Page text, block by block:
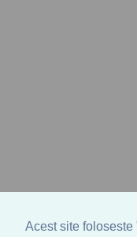
Acest site